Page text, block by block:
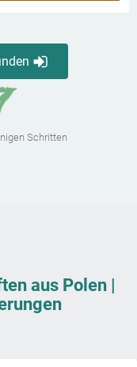
Schritten
aus Polen |